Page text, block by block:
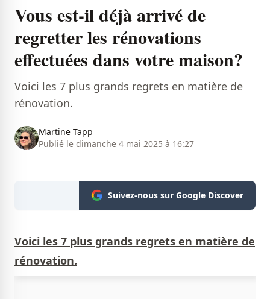
Vous est-il déjà arrivé de
regretter les rénovations
effectuées dans votre maison?
Voici les 7 plus grands regrets en matière de
rénovation.
Martine Tapp
Publié le dimanche 4 mai 2025 à 16:27
Suivez-nous sur Google Discover
Voici les 7 plus grands regrets en matière de
rénovation.